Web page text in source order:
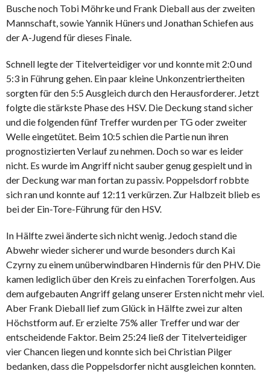
Busche noch Tobi Möhrke und Frank Dieball aus der zweiten
Mannschaft, sowie Yannik Hüners und Jonathan Schiefen aus
der A-Jugend für dieses Finale.
Schnell legte der Titelverteidiger vor und konnte mit 2:0 und
5:3 in Führung gehen. Ein paar kleine Unkonzentriertheiten
sorgten für den 5:5 Ausgleich durch den Herausforderer. Jetzt
folgte die stärkste Phase des HSV. Die Deckung stand sicher
und die folgenden fünf Treffer wurden per TG oder zweiter
Welle eingetütet. Beim 10:5 schien die Partie nun ihren
prognostizierten Verlauf zu nehmen. Doch so war es leider
nicht. Es wurde im Angriff nicht sauber genug gespielt und in
der Deckung war man fortan zu passiv. Poppelsdorf robbte
sich ran und konnte auf 12:11 verkürzen. Zur Halbzeit blieb es
bei der Ein-Tore-Führung für den HSV.
In Hälfte zwei änderte sich nicht wenig. Jedoch stand die
Abwehr wieder sicherer und wurde besonders durch Kai
Czyrny zu einem unüberwindbaren Hindernis für den PHV. Die
kamen lediglich über den Kreis zu einfachen Torerfolgen. Aus
dem aufgebauten Angriff gelang unserer Ersten nicht mehr viel.
Aber Frank Dieball lief zum Glück in Hälfte zwei zur alten
Höchstform auf. Er erzielte 75% aller Treffer und war der
entscheidende Faktor. Beim 25:24 ließ der Titelverteidiger
vier Chancen liegen und konnte sich bei Christian Pilger
bedanken, dass die Poppelsdorfer nicht ausgleichen konnten.